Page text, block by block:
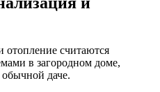
отопление считаются
в загородном доме,
даче.